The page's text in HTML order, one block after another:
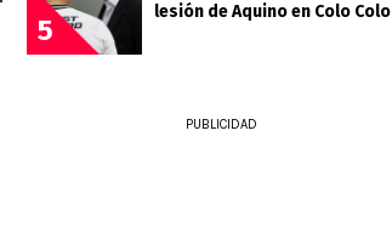
5
lesión de Aquino en Colo Colo
PUBLICIDAD